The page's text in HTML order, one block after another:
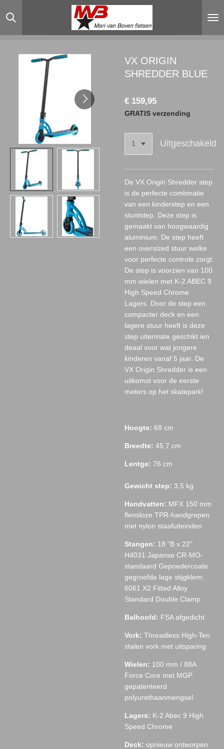
direct
hoofdinhoud
VX ORIGIN
SHREDDER BLUE
€ 159,95
GRATIS verzending
Uitgeschakeld
De VX Origin Shredder step
is de perfecte combinatie
van een kinderstep en een
stuntstep. Deze step is
gemaakt van hoogwaardig
aluminium. De step heeft
een oversized stuur welke
voor perfecte controle zorgt.
De step is voorzien van 100
mm wielen met K-2 ABEC 9
High Speed Chrome
Lagers. Door de step een
compacter deck en een
lagere stuur heeft is deze
step uitermate geschikt ien
deaal voor wat jongere
kinderen vanaf 5 jaar. De
VX Origin Shredder is een
uitkomst voor de eerste
meters op het skatepark!
Hoogte: 68 cm
Breedte: 45,7 cm
Lentge: 76 cm
Gewicht step: 3,5 kg
Handvatten: MFX 150 mm
flensloze TPR-handgrepen
met nylon staafuiteinden
Stangen: 18 "B x 22"
H4031 Japanse CR-MO-
standaard Gepoedercoate
gegroefde lage stijgklem:
6061 X2 Fitted Alloy
Standard Double Clamp
Balhoofd: FSA afgedicht
Vork: Threadless High-Ten
stalen vork met uitsparing
Wielen: 100 mm / 88A
Force Core met MGP
gepatenteerd
polyurethaanmengsel
Lagers: K-2 Abec 9 High
Speed ​​Chrome
Deck: opnieuw ontworpen